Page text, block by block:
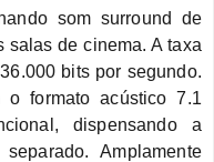
som surround de
de cinema. A taxa
bits por segundo.
formato acústico 7.1
dispensando a
Amplamente